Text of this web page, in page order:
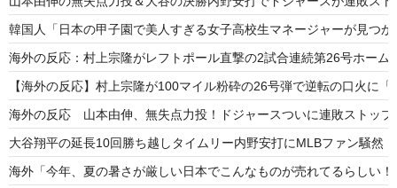
韓国人「日本の甲子園で美人すぎる女子高校生マネージャーが見つ
海外の反応：村上宗隆がレフトポール直撃の2試合連続第26号ホーム
【海外の反応】村上宗隆が100マイル粉砕の26号弾で逆転の口火に
海外の反応 山本由伸、無失点力投！ドジャースついに連敗ストップ
大谷翔平の延長10回勝ち越しタイムリー内野安打にMLBファン騒然
海外「今年、夏の暑さが厳しい日本でこんなものが売れてるらしい